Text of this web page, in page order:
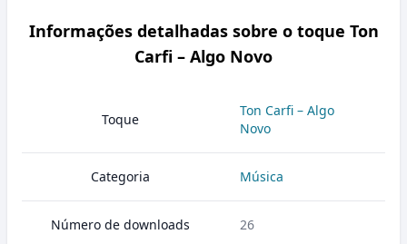
Informações detalhadas sobre o toque Ton
Carfi – Algo Novo
Toque
Ton Carfi – Algo
Novo
Categoria Música
Número de downloads 26